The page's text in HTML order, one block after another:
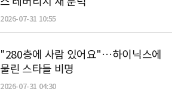
2026-07-31 10:55
"280층에 사람 있어요"…하이닉스에
물린 스타들 비명
2026-07-31 04:30